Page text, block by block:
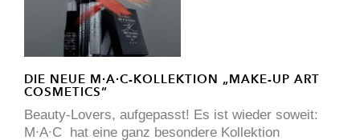
DIE NEUE M∙A∙C-KOLLEKTION „MAKE-UP ART
COSMETICS“
Beauty-Lovers, aufgepasst! Es ist wieder soweit:
M∙A∙C hat eine ganz besondere Kollektion